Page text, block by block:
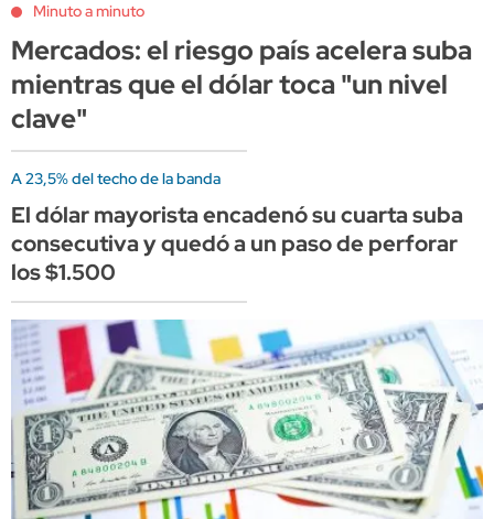
Minuto a minuto
Mercados: el riesgo país acelera suba
mientras que el dólar toca "un nivel
clave"
A 23,5% del techo de la banda
El dólar mayorista encadenó su cuarta suba
consecutiva y quedó a un paso de perforar
los $1.500